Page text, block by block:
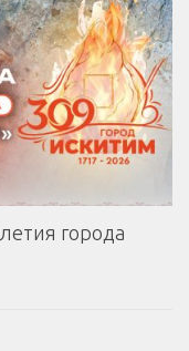
города